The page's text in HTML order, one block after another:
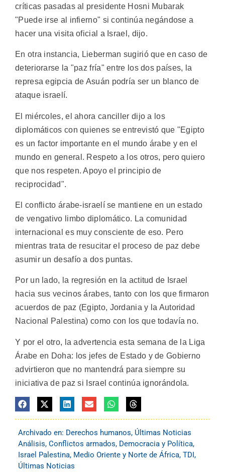
críticas pasadas al presidente Hosni Mubarak
"Puede irse al infierno" si continúa negándose a
hacer una visita oficial a Israel, dijo.
En otra instancia, Lieberman sugirió que en caso de
deteriorarse la "paz fría" entre los dos países, la
represa egipcia de Asuán podría ser un blanco de
ataque israelí.
El miércoles, el ahora canciller dijo a los
diplomáticos con quienes se entrevistó que "Egipto
es un factor importante en el mundo árabe y en el
mundo en general. Respeto a los otros, pero quiero
que nos respeten. Apoyo el principio de
reciprocidad".
El conflicto árabe-israelí se mantiene en un estado
de vengativo limbo diplomático. La comunidad
internacional es muy consciente de eso. Pero
mientras trata de resucitar el proceso de paz debe
asumir un desafío a dos puntas.
Por un lado, la regresión en la actitud de Israel
hacia sus vecinos árabes, tanto con los que firmaron
acuerdos de paz (Egipto, Jordania y la Autoridad
Nacional Palestina) como con los que todavía no.
Y por el otro, la advertencia esta semana de la Liga
Árabe en Doha: los jefes de Estado y de Gobierno
advirtieron que no mantendrá para siempre su
iniciativa de paz si Israel continúa ignorándola.
Archivado en: Derechos humanos, Últimas Noticias
Análisis, Conflictos armados, Democracia y Política,
Israel Palestina, Medio Oriente y Norte de África, TDI ,
Últimas Noticias